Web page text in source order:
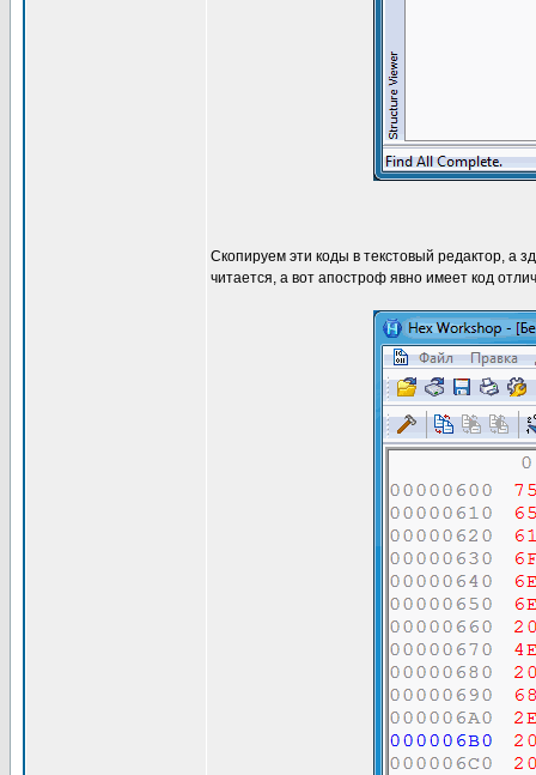
Скопируем эти коды в текстовый редактор, а
читается, а вот апостроф явно имеет код